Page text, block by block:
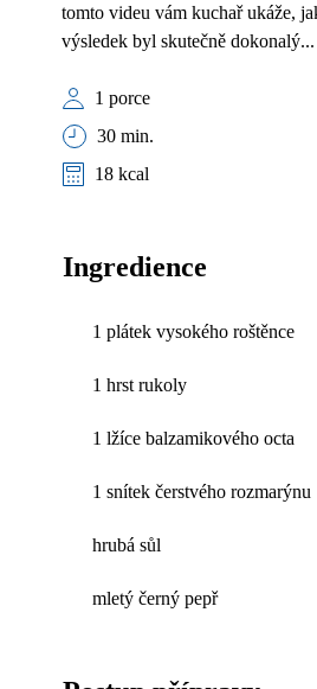
tomto videu vám kuchař ukáže,
výsledek byl skutečně dokonalý...
1 porce
30 min.
18 kcal
Ingredience
1 plátek vysokého roštěnce
1 hrst rukoly
1 lžíce balzamikového octa
1 snítek čerstvého rozmarýnu
hrubá sůl
mletý černý pepř